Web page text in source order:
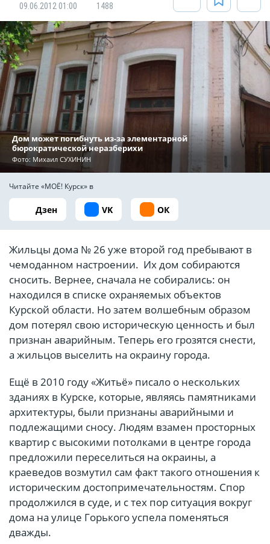
09.06.2012 01:00
1488
Дом может погибнуть из-за элементарной
бюрократической неразберихи
Фото: Михаил СУХИНИН
Читайте «МОЁ! Курск» в
Дзен VK ОК
Жильцы дома № 26 уже второй год пребывают в
чемоданном настроении. Их дом собираются
сносить. Вернее, сначала не собирались: он
находился в списке охраняемых объектов
Курской области. Но затем волшебным образом
дом потерял свою историческую ценность и был
признан аварийным. Теперь его грозятся снести,
а жильцов выселить на окраину города.
Ещё в 2010 году «Житьё» писало о нескольких
зданиях в Курске, которые, являясь памятниками
архитектуры, были признаны аварийными и
подлежащими сносу. Людям взамен просторных
квартир с высокими потолками в центре города
предложили переселиться на окраины, а
краеведов возмутил сам факт такого отношения к
историческим достопримечательностям. Спор
продолжился в суде, и с тех пор ситуация вокруг
дома на улице Горького успела поменяться
дважды.